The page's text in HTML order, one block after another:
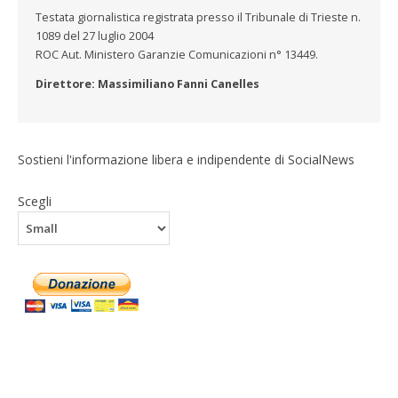
Testata giornalistica registrata presso il Tribunale di Trieste n.
1089 del 27 luglio 2004
ROC Aut. Ministero Garanzie Comunicazioni n° 13449.
Direttore: Massimiliano Fanni Canelles
Sostieni l'informazione libera e indipendente di SocialNews
Scegli